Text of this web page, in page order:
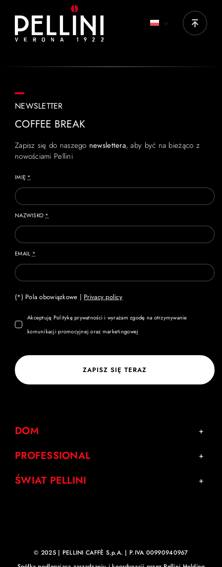
NEWSLETTER
COFFEE BREAK
Zapisz się do naszego newslettera, aby być na bieżąco z
nowościami Pellini
IMIĘ *
NAZWISKO *
EMAIL *
(*) Pola obowiązkowe | Privacy policy
Akceptuję Politykę prywatności i wyrażam zgodę na otrzymywanie
komunikacji promocyjnej oraz marketingowej
ZAPISZ SIĘ TERAZ
DOM
PROFESSIONAL
ŚWIAT PELLINI
© 2025 | PELLINI CAFFÈ S.p.A. | P.IVA 00990940967